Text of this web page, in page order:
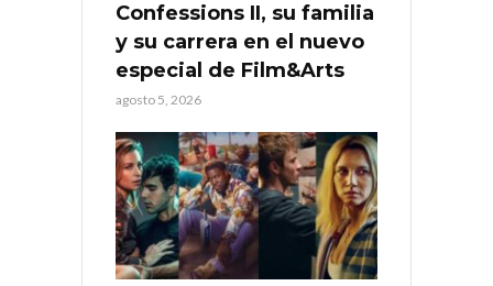
Confessions II, su familia
y su carrera en el nuevo
especial de Film&Arts
agosto 5, 2026